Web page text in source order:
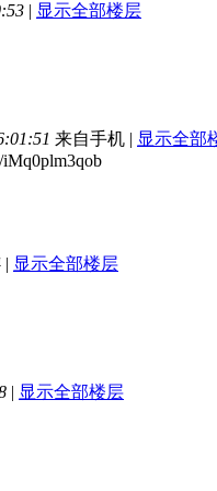
| 显示全部楼层
来自手机 | 显示全部
iMq0plm3qob
| 显示全部楼层
| 显示全部楼层